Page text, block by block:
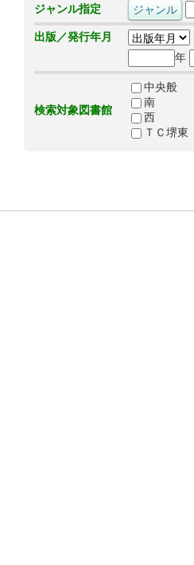
ジャンル指定
出版／発行年月
年
検索対象図書館
中央般
南
西
ＴＣ堺東